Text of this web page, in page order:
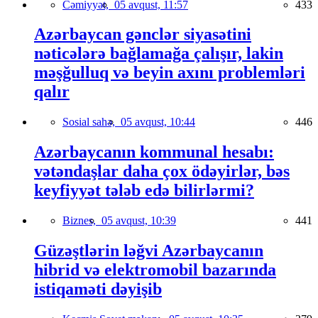
Cəmiyyət, 05 avqust, 11:57 433
Azərbaycan gənclər siyasətini
nəticələrə bağlamağa çalışır, lakin
məşğulluq və beyin axını problemləri
qalır
Sosial sahə, 05 avqust, 10:44 446
Azərbaycanın kommunal hesabı:
vətəndaşlar daha çox ödəyirlər, bəs
keyfiyyət tələb edə bilirlərmi?
Biznes, 05 avqust, 10:39 441
Güzəştlərin ləğvi Azərbaycanın
hibrid və elektromobil bazarında
istiqaməti dəyişib